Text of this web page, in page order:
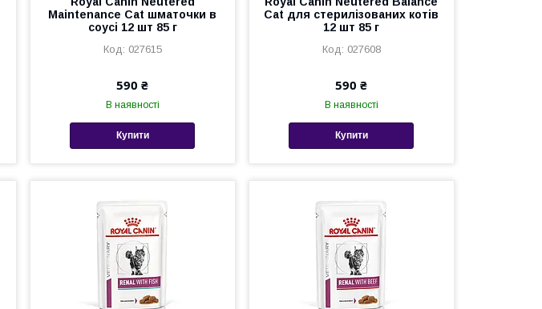
Maintenance Cat шматочки в
соусі 12 шт 85 г
027615
590 ₴
В наявності
Купити
Cat для стерилізованих котів
12 шт 85 г
027608
590 ₴
В наявності
Купити